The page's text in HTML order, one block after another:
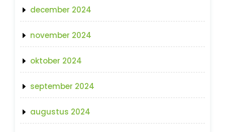
december 2024
november 2024
oktober 2024
september 2024
augustus 2024